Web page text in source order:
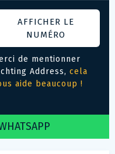
AFFICHER LE
NUMÉRO
de mentionner
Address, cela
aide beaucoup !